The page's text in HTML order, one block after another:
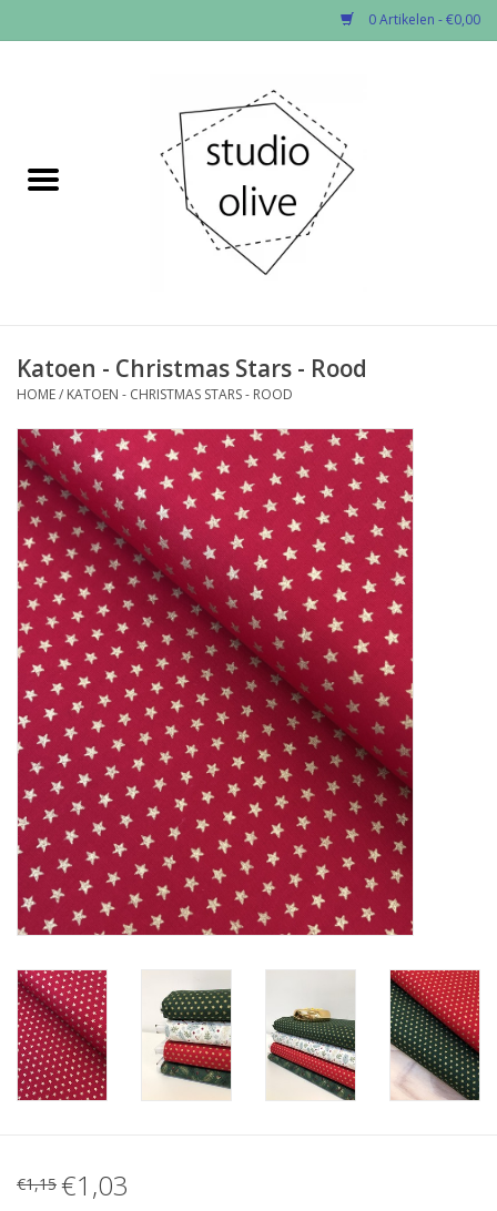
0 Artikelen - €0,00
✂︎Nieuw
Fournituren
Workshops
Diy pakketten
Studio Olive inspireert....
Katoen - Christmas Stars - Rood
HOME/ KATOEN - CHRISTMAS STARS - ROOD
€1,15 €1,03